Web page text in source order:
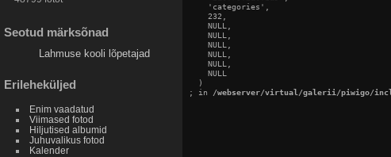
Seotud märksõnad
Lahmuse kooli lõpetajad
Erileheküljed
Enim vaadatud
Viimased fotod
Hiljutised albumid
Juhuvalikus fotod
Kalender
    'categories',
    232,
    NULL,
    NULL,
    NULL,
    NULL,
    NULL,
    NULL
  )
; in /webserver/virtual/galerii/piwigo/